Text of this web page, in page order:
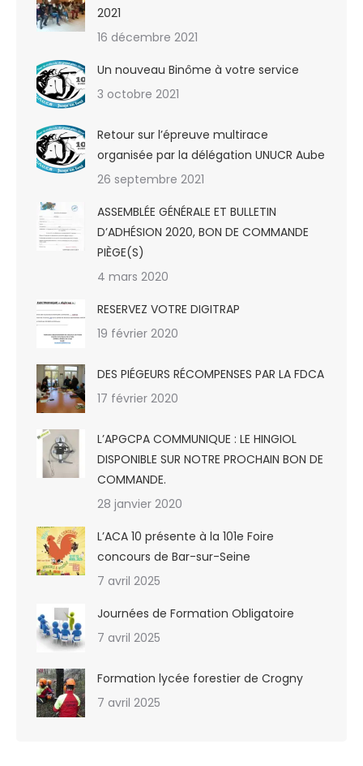
2021
16 décembre 2021
Un nouveau Binôme à votre service
3 octobre 2021
Retour sur l’épreuve multirace
organisée par la délégation UNUCR Aube
26 septembre 2021
ASSEMBLÉE GÉNÉRALE ET BULLETIN
D’ADHÉSION 2020, BON DE COMMANDE
PIÈGE(S)
4 mars 2020
RESERVEZ VOTRE DIGITRAP
19 février 2020
DES PIÉGEURS RÉCOMPENSES PAR LA FDCA
17 février 2020
L’APGCPA COMMUNIQUE : LE HINGIOL
DISPONIBLE SUR NOTRE PROCHAIN BON DE
COMMANDE.
28 janvier 2020
L’ACA 10 présente à la 101e Foire
concours de Bar-sur-Seine
7 avril 2025
Journées de Formation Obligatoire
7 avril 2025
Formation lycée forestier de Crogny
7 avril 2025